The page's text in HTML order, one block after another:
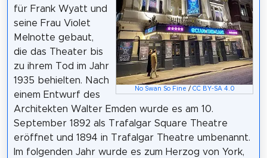
No Swan So Fine / CC BY-SA 4.0
für Frank Wyatt und
seine Frau Violet
Melnotte gebaut,
die das Theater bis
zu ihrem Tod im Jahr
1935 behielten. Nach
einem Entwurf des
Architekten Walter Emden wurde es am 10.
September 1892 als Trafalgar Square Theatre
eröffnet und 1894 in Trafalgar Theatre umbenannt.
Im folgenden Jahr wurde es zum Herzog von York,